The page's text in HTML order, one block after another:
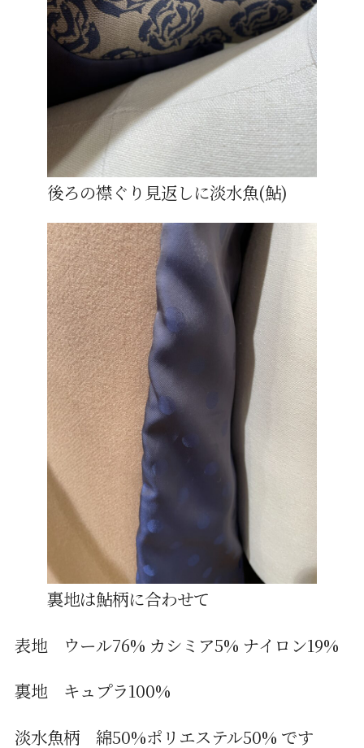
後ろの襟ぐり見返しに淡水魚(鮎)
裏地は鮎柄に合わせて
表地 ウール76% カシミア5% ナイロン19%
裏地 キュプラ100%
淡水魚柄 綿50%ポリエステル50% です